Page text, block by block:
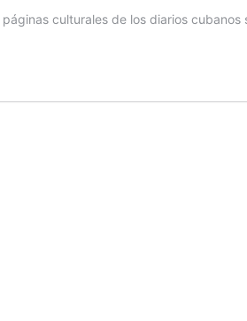
culturales de los diarios